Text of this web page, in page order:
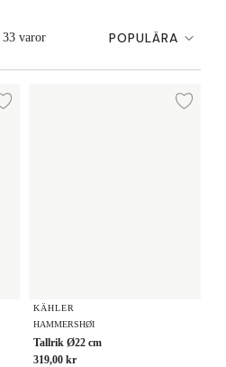
33 varor POPULÄRA
Lägg till i önskelista
KÄHLER
HAMMERSHØI
Tallrik Ø22 cm
319,00 kr